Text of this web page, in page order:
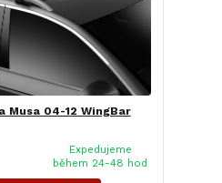
Musa 04-12 WingBar
Expedujeme
během 24-48 hod